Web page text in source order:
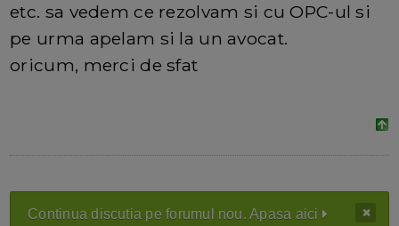
etc. sa vedem ce rezolvam si cu OPC-ul si
pe urma apelam si la un avocat.
oricum, merci de sfat
Continua discutia pe forumul nou. Apasa aici